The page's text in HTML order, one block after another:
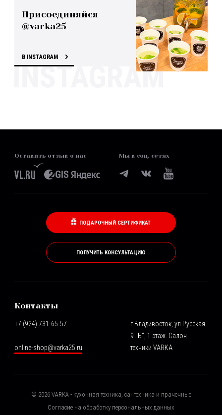
Присоединяйся
@varka25
В INSTAGRAM
Оставить отзыв о нас Мы в соц. сетях
ПОДАРОЧНЫЙ СЕРТИФИКАТ
ПОЛУЧИТЬ КОНСУЛЬТАЦИЮ
Контакты
+7 (924) 731-65-57
online-shop@varka25.ru
г.Владивосток, ул.Русская
9 "Б", 1 этаж. Салон
техники VARKA
© 2026VARKA - кухонная техника, сантехника и прачечные
Согласие на обработку персональных данных